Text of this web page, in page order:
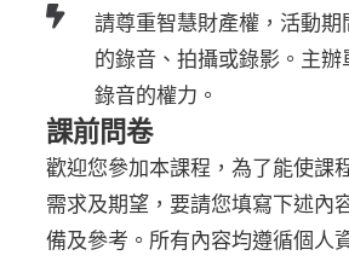
請尊重智慧財產權，活動期
的錄音、拍攝或錄影。主辦
錄音的權力。
課前問卷
歡迎您參加本課程，為了能使課
需求及期望，要請您填寫下述內
備及參考。所有內容均遵循個人